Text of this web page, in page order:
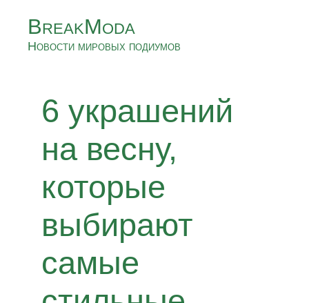
BreakModa
Новости мировых подиумов
6 украшений
на весну,
которые
выбирают
самые